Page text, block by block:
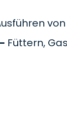
Füttern,